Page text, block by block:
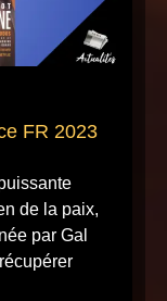
FR 2023
de la paix,
par Gal